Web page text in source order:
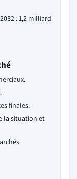
: 1,2 milliard
finales.
la situation et